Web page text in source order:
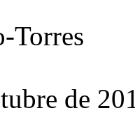
Torres
de